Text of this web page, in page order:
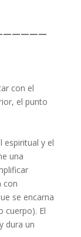
con el
el punto
espiritual y el
una
con
se encarna
cuerpo). El
dura un